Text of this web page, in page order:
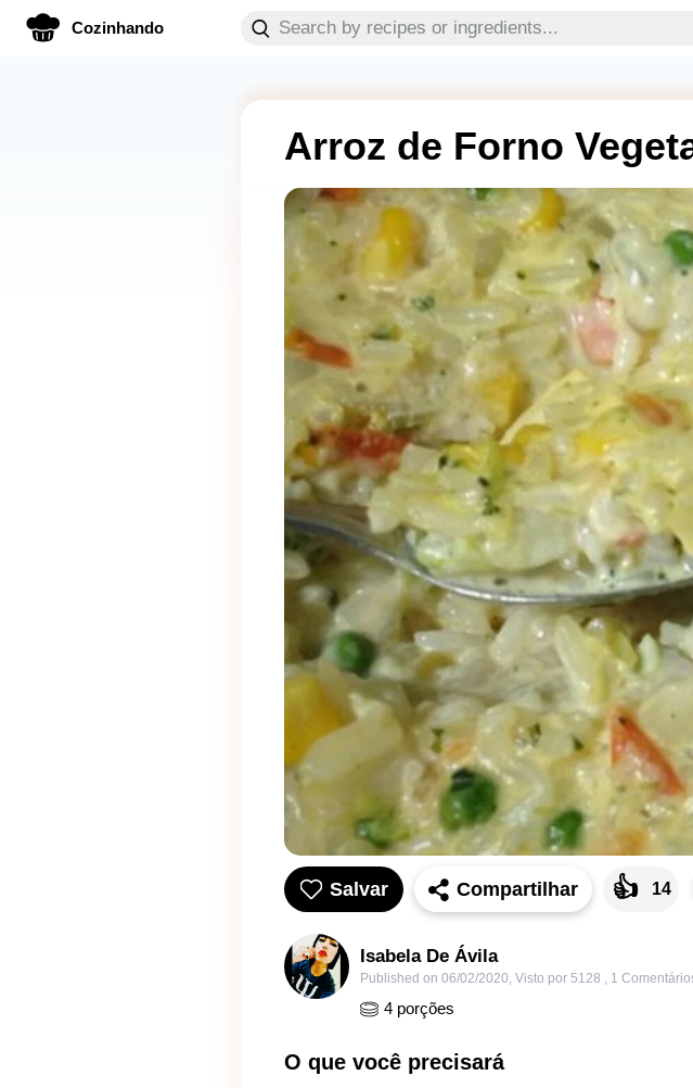
Cozinhando
Arroz de Forno
Salvar Compartilhar 👍 14
Isabela De Ávila
Published on 06/02/2020, Visto por 5128 , 1
4 porções
O que você precisará